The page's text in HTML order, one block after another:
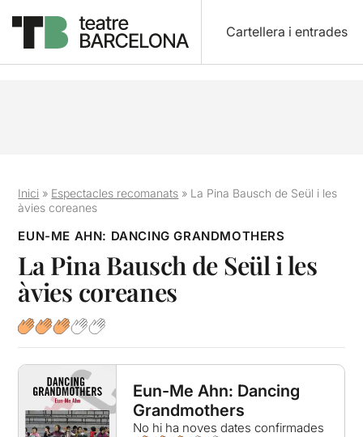
Cartellera i entrades
Inici » Espectacles recomanats » La Pina Bausch de Seül i les
àvies coreanes
EUN-ME AHN: DANCING GRANDMOTHERS
La Pina Bausch de Seül i les
àvies coreanes
Eun-Me Ahn: Dancing
Grandmothers
No hi ha noves dates confirmades